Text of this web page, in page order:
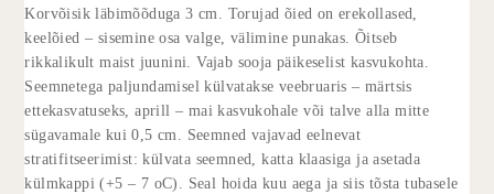
Korvõisik läbimõõduga 3 cm. Torujad õied on erekollased,
keelõied – sisemine osa valge, välimine punakas. Õitseb
rikkalikult maist juunini. Vajab sooja päikeselist kasvukohta.
Seemnetega paljundamisel külvatakse veebruaris – märtsis
ettekasvatuseks, aprill – mai kasvukohale või talve alla mitte
sügavamale kui 0,5 cm. Seemned vajavad eelnevat
stratifitseerimist: külvata seemned, katta klaasiga ja asetada
külmkappi (+5 – 7 oC). Seal hoida kuu aega ja siis tõsta tubasele